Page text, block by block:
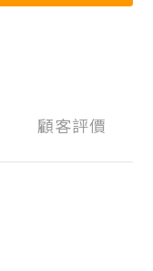
顧客評價